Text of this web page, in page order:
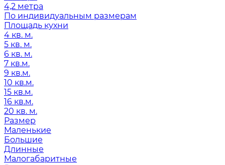
4,2 метра
По индивидуальным размерам
Площадь кухни
4 кв. м.
5 кв. м.
6 кв. м.
7 кв.м.
9 кв.м.
10 кв.м.
15 кв.м.
16 кв.м.
20 кв. м.
Размер
Маленькие
Большие
Длинные
Малогабаритные